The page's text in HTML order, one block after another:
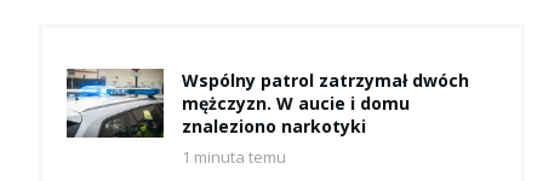
Wspólny patrol zatrzymał dwóch
mężczyzn. W aucie i domu
znaleziono narkotyki
1 minuta temu